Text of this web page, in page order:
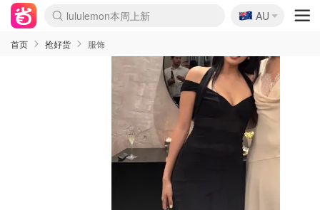
lululemon本周上新
Sasa美妆护肤3.5折
SSENSE年中3折
FreshBeauty好价汇总
Cettire降价+叠9折
Farfetch折上8折
WWS Coles超市实拍
viagogo二手票捡漏
Myer清仓1折起
The Outnet奢牌1折起
David Jones 3折起
Flannels大牌1折
Perfumes Club护肤1折
AMIRO返校季6.2折
Oweek抽奖送Airpods
Amazon折扣汇总
eToro入金$200送$50
Amazon数码好物
ICONIC本周7.5折
ThedoubleF高奢地板价
Moose Knuckles 6折
丝芙兰5折起
EUFY官网3.7折起
Selenichast首饰2折
Trip机票酒店促销
YSL送5件彩妆礼
Amazon家居好物
BIGBANG巡演开票
David Jones时尚3折
Amazon美妆护肤
雅漾大喷$8
过敏原检测盒$33
伊索独家赠50ml沐浴露
科颜氏送高保湿面霜
SEALIFE海洋馆门票6折
丝塔芙大白罐$16
订阅Newsletter送香薰
Cult Beauty 6.8折
Harrods圣诞日历2.3折
LN-CC奢牌私促3折
d'Alba空姐喷雾$16
EVE LOM套装逆天2折
Bernardelli独家4折
Adore Beauty 6折起
CT圣诞日历
Mytheresa奢品2.7折
🇦🇺
AU
首页 抢好货 服饰